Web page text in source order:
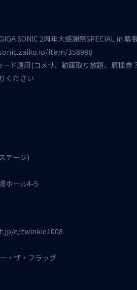
SONIC 2周年大感謝祭SPECIAL in 幕
item/358988
ド適用(コメサ、動画取り放題、肩揉券
ください
テージ)
ホール4-5
e/twinkle1008
・ザ・フラッグ